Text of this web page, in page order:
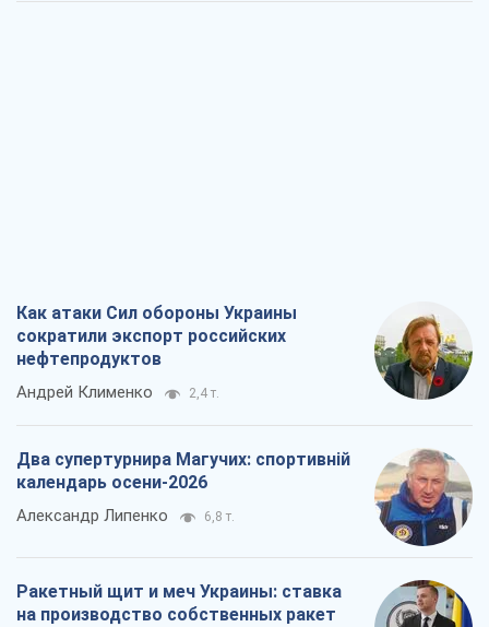
Как атаки Сил обороны Украины
сократили экспорт российских
нефтепродуктов
Андрей Клименко 2,4 т.
Два супертурнира Магучих: спортивній
календарь осени-2026
Александр Липенко 6,8 т.
Ракетный щит и меч Украины: ставка
на производство собственных ракет